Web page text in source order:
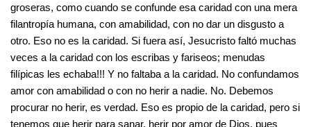
groseras, como cuando se confunde esa caridad con una mera
filantropía humana, con amabilidad, con no dar un disgusto a
otro. Eso no es la caridad. Si fuera así, Jesucristo faltó muchas
veces a la caridad con los escribas y fariseos; menudas
filípicas les echaba!!! Y no faltaba a la caridad. No confundamos
amor con amabilidad o con no herir a nadie. No. Debemos
procurar no herir, es verdad. Eso es propio de la caridad, pero si
tenemos que herir para sanar, herir por amor de Dios, pues